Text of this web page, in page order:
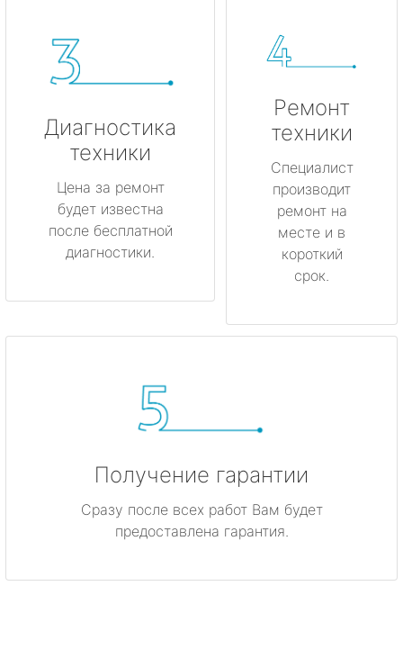
Диагностика
техники
Цена за ремонт
будет известна
после бесплатной
диагностики.
Ремонт
техники
Специалист
производит
ремонт на
месте и в
короткий
срок.
Получение гарантии
Сразу после всех работ Вам будет
предоставлена гарантия.